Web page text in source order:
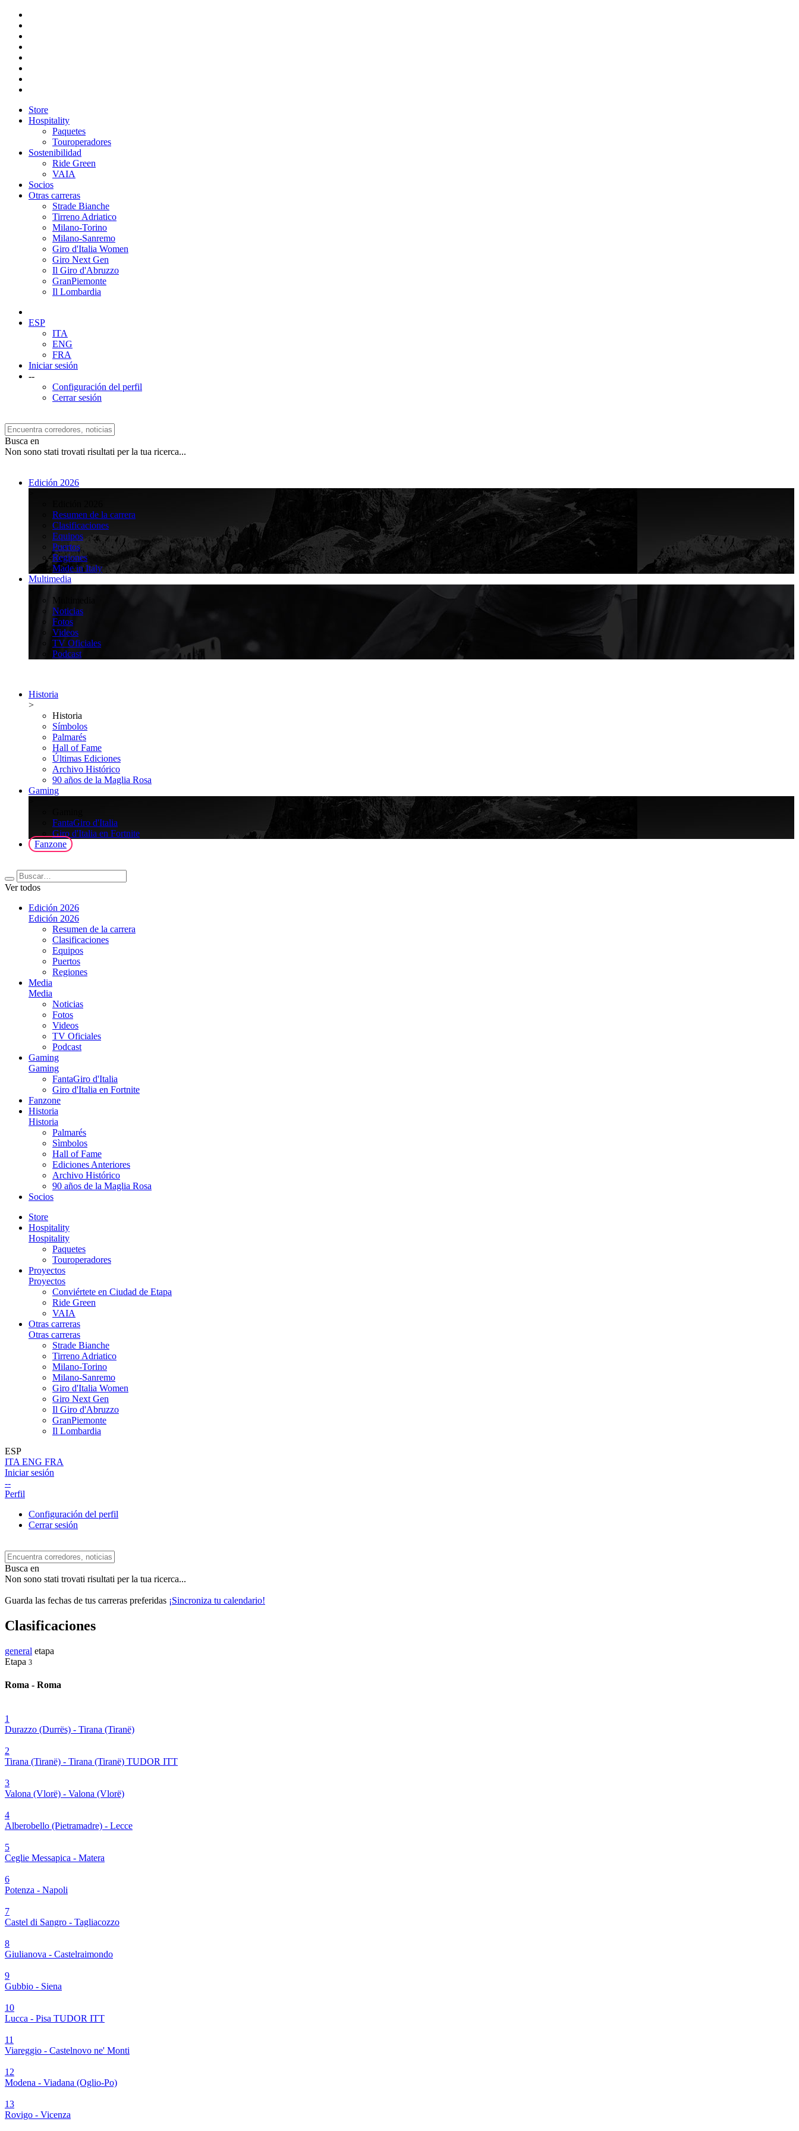
Store
Hospitality
Paquetes
Touroperadores
Sostenibilidad
Ride Green
VAIA
Socios
Otras carreras
Strade Bianche
Tirreno Adriatico
Milano-Torino
Milano-Sanremo
Giro d'Italia Women
Giro Next Gen
Il Giro d'Abruzzo
GranPiemonte
Il Lombardia
ESP
ITA
ENG
FRA
Iniciar sesión
--
Configuración del perfil
Cerrar sesión
Busca en
Non sono stati trovati risultati per la tua ricerca...
Edición 2026
Resumen de la carrera
Clasificaciones
Equipos
Puertos
Regiones
Made in Italy
Multimedia
Multimedia
Noticias
Fotos
Videos
TV Oficiales
Podcast
Historia
>
Historia
Símbolos
Palmarés
Hall of Fame
Últimas Ediciones
Archivo Histórico
90 años de la Maglia Rosa
Gaming
FantaGiro d'Italia
Giro d'Italia en Fortnite
Fanzone
Ver todos
Edición 2026
Edición 2026
Resumen de la carrera
Clasificaciones
Equipos
Puertos
Regiones
Media
Media
Noticias
Fotos
Videos
TV Oficiales
Podcast
Gaming
Gaming
FantaGiro d'Italia
Giro d'Italia en Fortnite
Fanzone
Historia
Historia
Palmarés
Sìmbolos
Hall of Fame
Ediciones Anteriores
Archivo Histórico
90 años de la Maglia Rosa
Socios
Store
Hospitality
Hospitality
Paquetes
Touroperadores
Proyectos
Proyectos
Conviértete en Ciudad de Etapa
Ride Green
VAIA
Otras carreras
Otras carreras
Strade Bianche
Tirreno Adriatico
Milano-Torino
Milano-Sanremo
Giro d'Italia Women
Giro Next Gen
Il Giro d'Abruzzo
GranPiemonte
Il Lombardia
ESP
ITA ENG FRA
Iniciar sesión
--
Perfil
Configuración del perfil
Cerrar sesión
Busca en
Non sono stati trovati risultati per la tua ricerca...
Guarda las fechas de tus carreras preferidas ¡Sincroniza tu calendario!
Clasificaciones
general etapa
Etapa 3
Roma - Roma
1
Durazzo (Durrës) - Tirana (Tiranë)
2
Tirana (Tiranë) - Tirana (Tiranë) TUDOR ITT
3
Valona (Vlorë) - Valona (Vlorë)
4
Alberobello (Pietramadre) - Lecce
5
Ceglie Messapica - Matera
6
Potenza - Napoli
7
Castel di Sangro - Tagliacozzo
8
Giulianova - Castelraimondo
9
Gubbio - Siena
10
Lucca - Pisa TUDOR ITT
11
Viareggio - Castelnovo ne' Monti
12
Modena - Viadana (Oglio-Po)
13
Rovigo - Vicenza